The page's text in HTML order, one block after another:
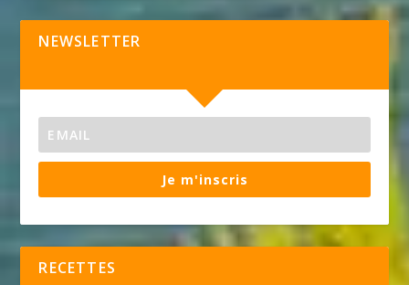
NEWSLETTER
Je m'inscris
RECETTES